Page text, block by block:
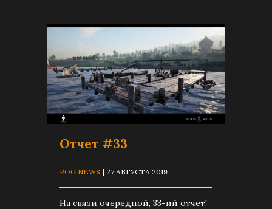
Отчет #33
ROG NEWS | 27 АВГУСТА 2019
На связи очередной, 33-ий отчет!